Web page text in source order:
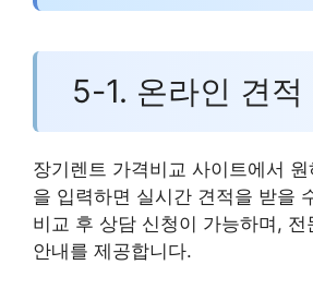
5-1. 온라인 견적
장기렌트 가격비교 사이트에서
을 입력하면 실시간 견적을 받을
비교 후 상담 신청이 가능하며, 전
안내를 제공합니다.